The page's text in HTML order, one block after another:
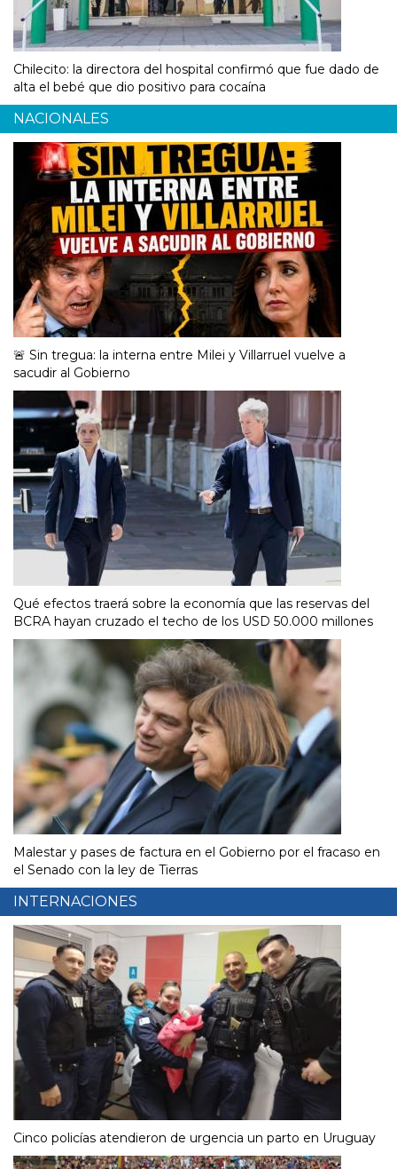
Chilecito: la directora del hospital confirmó que fue dado de
alta el bebé que dio positivo para cocaína
NACIONALES
🚨 Sin tregua: la interna entre Milei y Villarruel vuelve a
sacudir al Gobierno
Qué efectos traerá sobre la economía que las reservas del
BCRA hayan cruzado el techo de los USD 50.000 millones
Malestar y pases de factura en el Gobierno por el fracaso en
el Senado con la ley de Tierras
INTERNACIONES
Cinco policías atendieron de urgencia un parto en Uruguay